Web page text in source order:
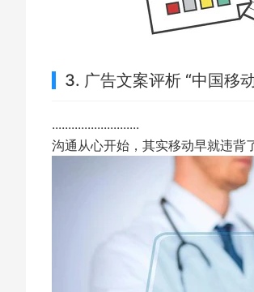
3. 广告文案评析 “中国移
...........................
沟通从心开始，其实移动早就违背